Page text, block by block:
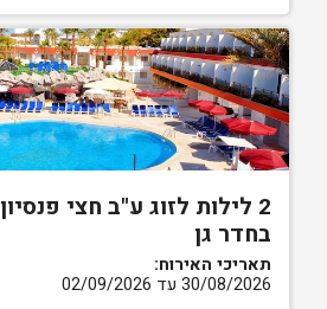
2 לילות לזוג ע"ב חצי פנסיון
בחדר גן
תאריכי האירוח:
30/08/2026 עד 02/09/2026